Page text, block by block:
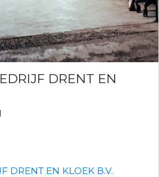
DRENT EN
DRENT EN KLOEK B.V.